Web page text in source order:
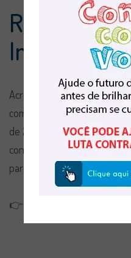
Relatório
Impacto
Acreditamos na
compartilhamos o nosso
de 2024.
Nele, você
conquistas e ações
parceiros e doadores que
👉